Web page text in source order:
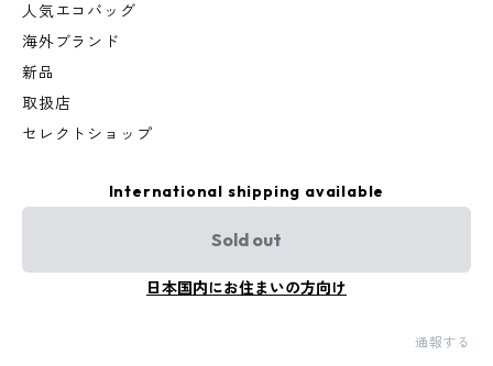
人気エコバッグ
海外ブランド
新品
取扱店
セレクトショップ
International shipping available
Sold out
日本国内にお住まいの方向け
通報する